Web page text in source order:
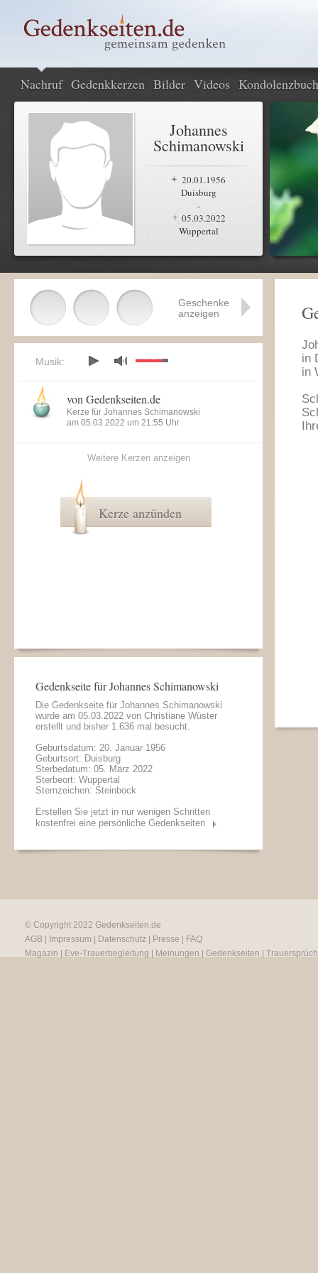
Nachruf Gedenkkerzen Bilder Videos Kondolenzbuch
Johannes
Schimanowski
20.01.1956
Duisburg
-
05.03.2022
Wuppertal
in
in
Geschenke
anzeigen
Musik:
von Gedenkseiten.de
Kerze für Johannes Schimanowski
am 05.03.2022 um 21:55 Uhr
Weitere Kerzen anzeigen
Kerze anzünden
Gedenkseite für Johannes Schimanowski
Die Gedenkseite für Johannes Schimanowski
wurde am 05.03.2022 von Christiane Wüster
erstellt und bisher 1.636 mal besucht.
Geburtsdatum: 20. Januar 1956
Geburtsort: Duisburg
Sterbedatum: 05. März 2022
Sterbeort: Wuppertal
Sternzeichen: Steinbock
Erstellen Sie jetzt in nur wenigen Schritten
kostenfrei eine persönliche Gedenkseiten
© Copyright 2022 Gedenkseiten.de
AGB
Impressum Datenschutz Presse
FAQ
Magazin
Eve-Trauerbegleitung Meinungen Gedenkseiten